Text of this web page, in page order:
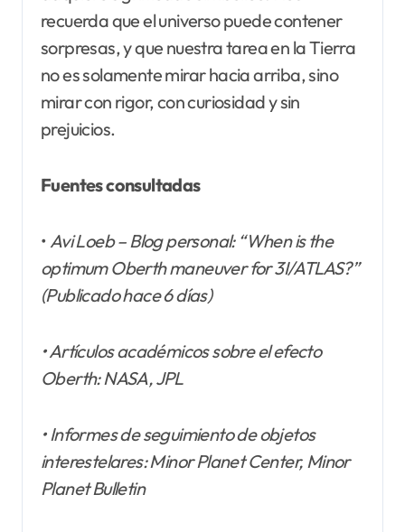
recuerda que el universo puede contener
sorpresas, y que nuestra tarea en la Tierra
no es solamente mirar hacia arriba, sino
mirar con rigor, con curiosidad y sin
prejuicios.
Fuentes consultadas
• Avi Loeb – Blog personal: “When is the
optimum Oberth maneuver for 3I/ATLAS?”
(Publicado hace 6 días)
• Artículos académicos sobre el efecto
Oberth: NASA, JPL
• Informes de seguimiento de objetos
interestelares: Minor Planet Center, Minor
Planet Bulletin